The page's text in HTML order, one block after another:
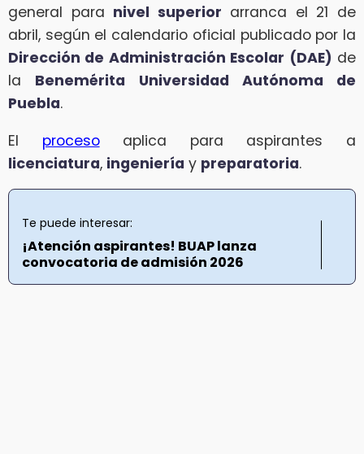
general para nivel superior arranca el 21 de
abril, según el calendario oficial publicado por la
Dirección de Administración Escolar (DAE) de
la Benemérita Universidad Autónoma de
Puebla.
El procesoaplica para aspirantes a
licenciatura, ingeniería y preparatoria.
Te puede interesar:
¡Atención aspirantes! BUAP lanza
convocatoria de admisión 2026